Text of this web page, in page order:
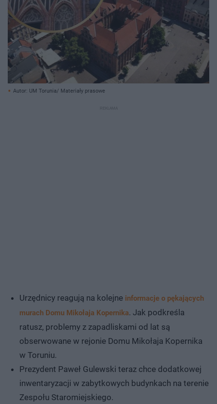
Autor: UM Torunia/ Materiały prasowe
Urzędnicy reagują na kolejne informacje o pękających
murach Domu Mikołaja Kopernika. Jak podkreśla
ratusz, problemy z zapadliskami od lat są
obserwowane w rejonie Domu Mikołaja Kopernika
w Toruniu.
Prezydent Paweł Gulewski teraz chce dodatkowej
inwentaryzacji w zabytkowych budynkach na terenie
Zespołu Staromiejskiego.